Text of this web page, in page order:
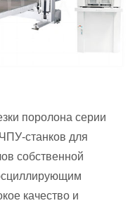
поролона серии
станков для
собственной
качество и